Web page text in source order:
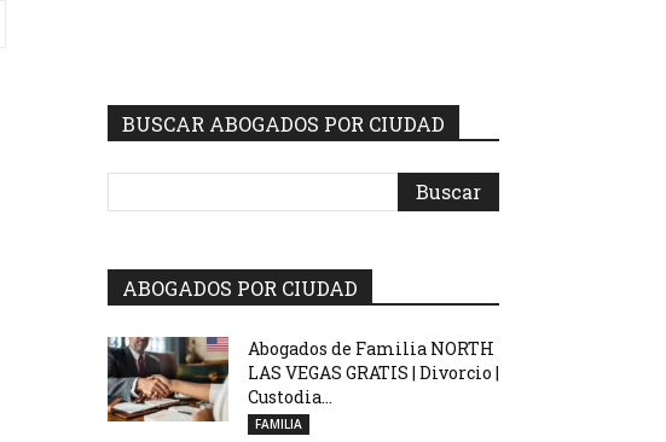
BUSCAR ABOGADOS POR CIUDAD
ABOGADOS POR CIUDAD
Abogados de Familia NORTH
LAS VEGAS GRATIS | Divorcio |
Custodia...
FAMILIA